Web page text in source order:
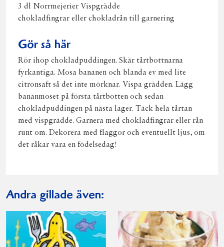
3 dl Norrmejerier Vispgrädde
chokladfingrar eller chokladrån till garnering
Gör så här
Rör ihop chokladpuddingen. Skär tårtbottnarna
fyrkantiga. Mosa bananen och blanda ev med lite
citronsaft så det inte mörknar. Vispa grädden. Lägg
bananmoset på första tårtbotten och sedan
chokladpuddingen på nästa lager. Täck hela tårtan
med vispgrädde. Garnera med chokladfingrar eller rån
runt om. Dekorera med flaggor och eventuellt ljus, om
det råkar vara en födelsedag!
Andra gillade även: